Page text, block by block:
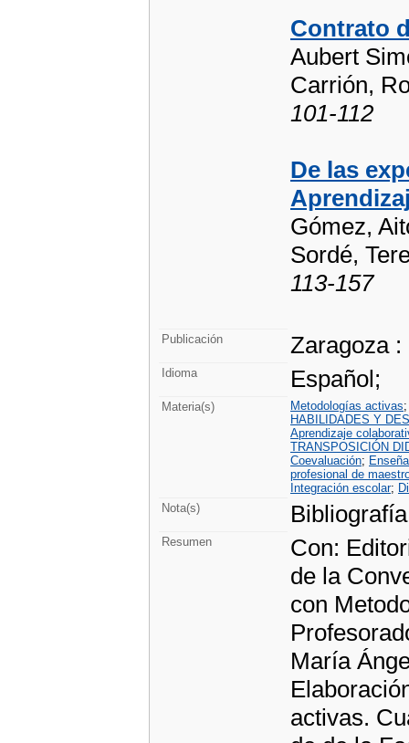
Contrato
Aubert
Carrión,
101-112
De las
Gómez,
Sordé,
113-157
Publicación Zaragoza
Idioma Español;
Materia(s) Metodologías activas
HABILIDADES Y
Aprendizaje
TRANSPOSICIÓN
Coevaluación;
profesional de
Integración escolar;
Nota(s)
Resumen
Con:
de la
con
María
activas.